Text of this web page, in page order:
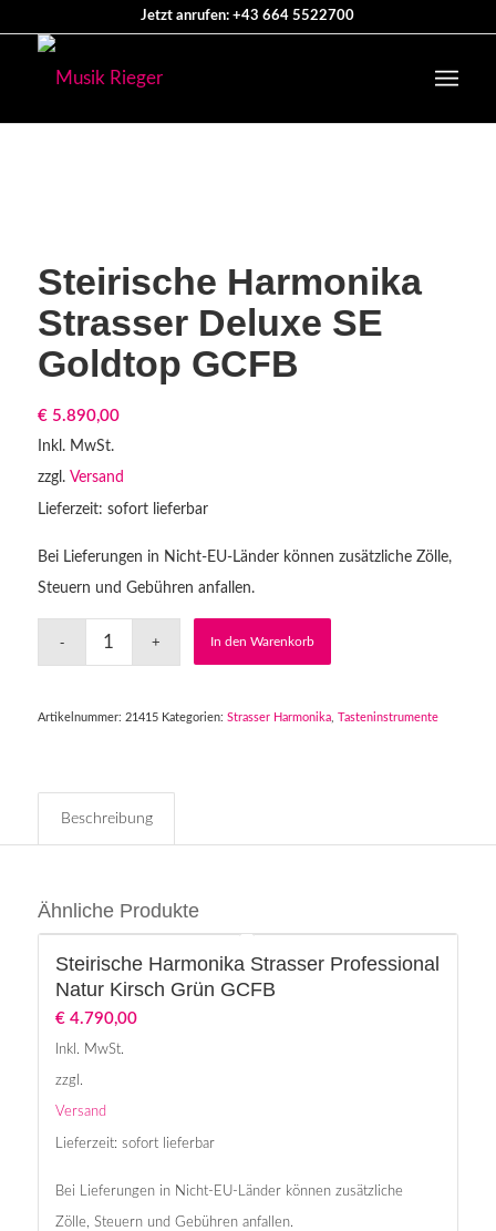
Jetzt anrufen: +43 664 5522700
Steirische Harmonika
Strasser Deluxe SE
Goldtop GCFB
€5.890,00
Inkl. MwSt.
zzgl. Versand
Lieferzeit: sofort lieferbar
Bei Lieferungen in Nicht-EU-Länder können zusätzliche Zölle,
Steuern und Gebühren anfallen.
In den Warenkorb
Artikelnummer: 21415 Kategorien: Strasser Harmonika, Tasteninstrumente
Beschreibung
Ähnliche Produkte
Steirische Harmonika Strasser Professional
Natur Kirsch Grün GCFB
€4.790,00
Inkl. MwSt.
zzgl.
Versand
Lieferzeit: sofort lieferbar
Bei Lieferungen in Nicht-EU-Länder können zusätzliche
Zölle, Steuern und Gebühren anfallen.